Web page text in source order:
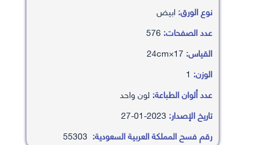
نوع الورق:ابيض
عدد الصفحات:
القياس:
الوزن:
عدد ألوان الطباعة: لون واحد
تاريخ الإصدار:
رقم فسح المملكة العربية السعودية: